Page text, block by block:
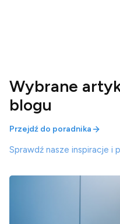
Wybrane
blogu
Przejdź do poradnika
Sprawdź nasze inspiracje i